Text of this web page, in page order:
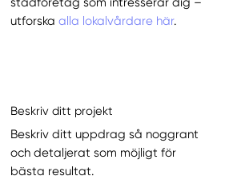
utforskaalla lokalvårdare här.
Beskriv ditt projekt
Beskriv ditt uppdrag så noggrant
och detaljerat som möjligt för
bästa resultat.